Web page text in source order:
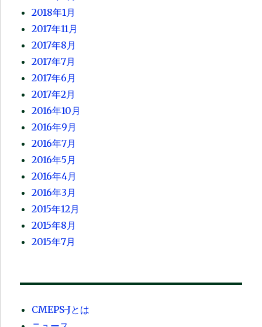
2018年1月
2017年11月
2017年8月
2017年7月
2017年6月
2017年2月
2016年10月
2016年9月
2016年7月
2016年5月
2016年4月
2016年3月
2015年12月
2015年8月
2015年7月
CMEPS-Jとは